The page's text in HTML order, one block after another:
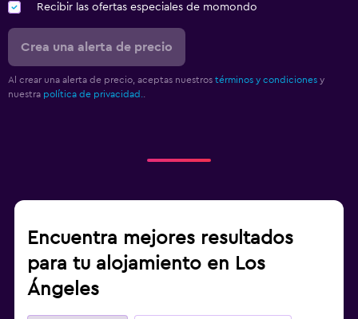
Recibir las ofertas especiales de momondo
Crea una alerta de precio
Al crear una alerta de precio, aceptas nuestros términos y condiciones y
nuestra política de privacidad.
Encuentra mejores resultados
para tu alojamiento en Los
Ángeles